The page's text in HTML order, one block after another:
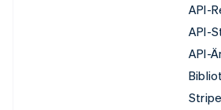
API-
API-
API-